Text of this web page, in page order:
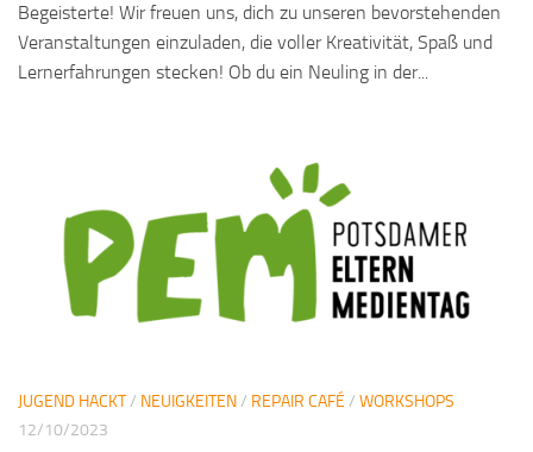
Begeisterte! Wir freuen uns, dich zu unseren bevorstehenden
Veranstaltungen einzuladen, die voller Kreativität, Spaß und
Lernerfahrungen stecken! Ob du ein Neuling in der...
JUGEND HACKT/ NEUIGKEITEN/ REPAIR CAFÉ / WORKSHOPS
12/10/2023